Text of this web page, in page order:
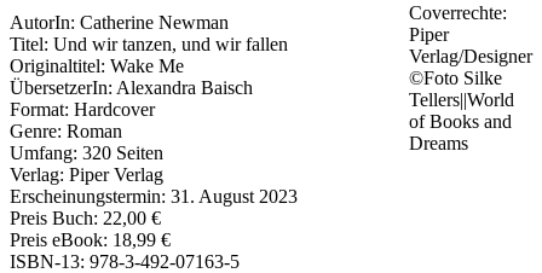
Coverrechte:
Piper
Verlag/Designer
©Foto Silke
Tellers||World
of Books and
Dreams
AutorIn: Catherine Newman
Titel: Und wir tanzen, und wir fallen
Originaltitel: Wake Me
ÜbersetzerIn: Alexandra Baisch
Format: Hardcover
Genre: Roman
Umfang: 320 Seiten
Verlag: Piper Verlag
Erscheinungstermin: 31. August 2023
Preis Buch: 22,00 €
Preis eBook: 18,99 €
ISBN-13: ‎978-3-492-07163-5